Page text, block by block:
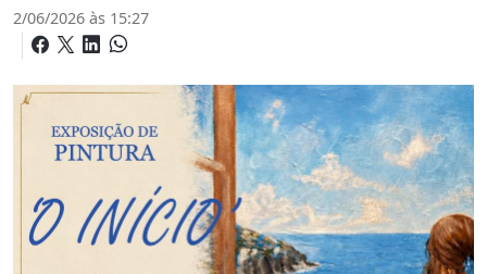
2/06/2026 às 15:27